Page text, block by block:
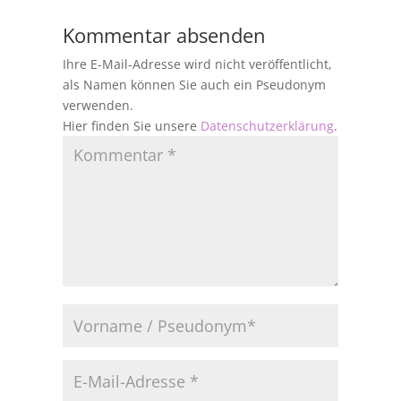
Kommentar absenden
Ihre E-Mail-Adresse wird nicht veröffentlicht,
als Namen können Sie auch ein Pseudonym
verwenden.
Hier finden Sie unsere Datenschutzerklärung.